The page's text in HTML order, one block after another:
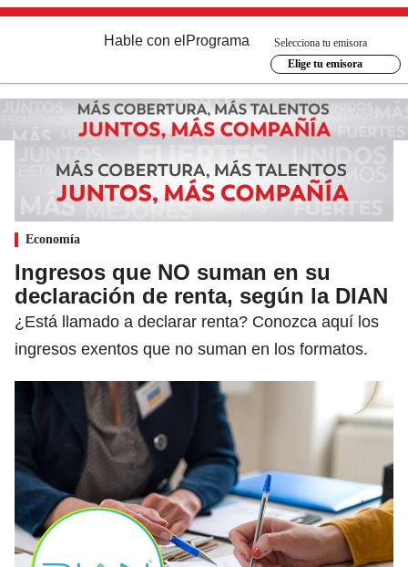
Hable con el Programa
Selecciona tu emisora
Elige tu emisora
Economía
Ingresos que NO suman en su
declaración de renta, según la DIAN
¿Está llamado a declarar renta? Conozca aquí los
ingresos exentos que no suman en los formatos.